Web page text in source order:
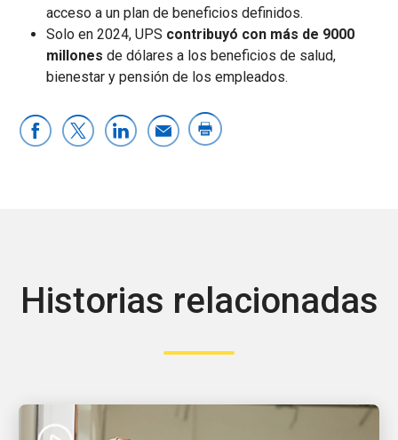
acceso a un plan de beneficios definidos.
Solo en 2024, UPS contribuyó con más de 9000
millones de dólares a los beneficios de salud,
bienestar y pensión de los empleados.
Historias relacionadas